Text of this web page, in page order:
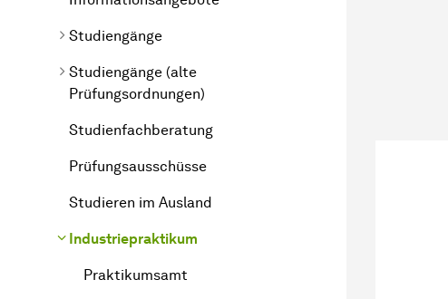
Studiengänge
Studiengänge (alte
Prüfungsordnungen)
Studienfachberatung
Prüfungsausschüsse
Studieren im Ausland
Industriepraktikum
Praktikumsamt